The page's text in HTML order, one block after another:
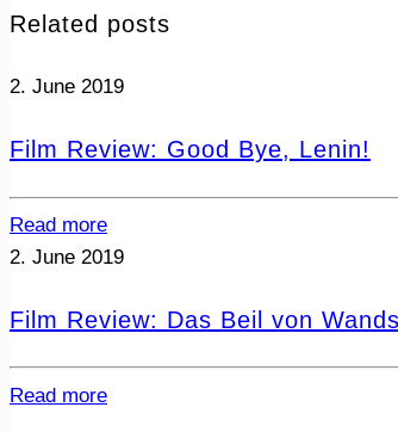
Related posts
2. June 2019
Film Review: Good Bye, Lenin!
Read more
2. June 2019
Film Review: Das Beil von
Read more